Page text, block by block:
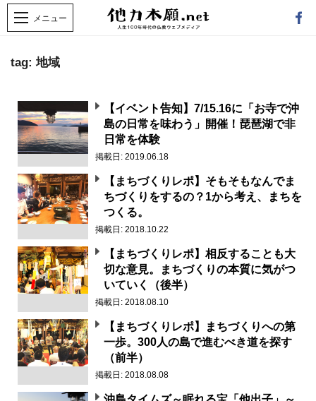
tag: 地域
【イベント告知】7/15.16に「お寺で沖
島の日常を味わう」開催！琵琶湖で非
日常を体験
掲載日: 2019.06.18
【まちづくりレポ】そもそもなんでま
ちづくりをするの？1から考え、まちを
つくる。
掲載日: 2018.10.22
【まちづくりレポ】相反することも大
切な意見。まちづくりの本質に気がつ
いていく（後半）
掲載日: 2018.08.10
【まちづくりレポ】まちづくりへの第
一歩。300人の島で進むべき道を探す
（前半）
掲載日: 2018.08.08